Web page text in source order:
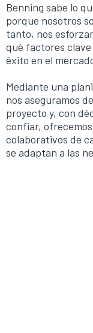
Benning sabe lo
porque nosotros
tanto, nos
qué factores
éxito en el
Mediante una
nos aseguramos
proyecto y, con
confiar,
colaborativos de
se adaptan a las